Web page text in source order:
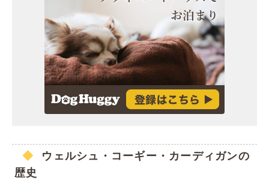
ウェルシュ・コーギー・カーディガンの
歴史